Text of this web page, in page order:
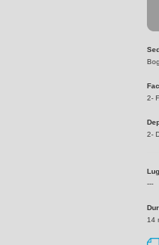
2-
2-
---
14